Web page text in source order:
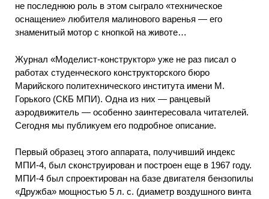
не последнюю роль в этом сыграло «техническое
оснащение» любителя малинового варенья — его
знаменитый мотор с кнопкой на животе…
Журнал «Моделист-конструктор» уже не раз писал о
работах студенческого конструкторского бюро
Марийского политехнического института имени М.
Горького (СКБ МПИ). Одна из них — ранцевый
аэродвижитель — особенно заинтересовала читателей.
Сегодня мы публикуем его подробное описание.
Первый образец этого аппарата, получивший индекс
МПИ-4, был сконструирован и построен еще в 1967 году.
МПИ-4 был спроектирован на базе двигателя бензопилы
«Дружба» мощностью 5 л. с. (диаметр воздушного винта